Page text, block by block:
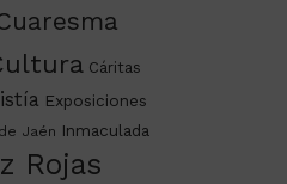
Cáritas
Exposiciones
Jaén Inmaculada
Rojas